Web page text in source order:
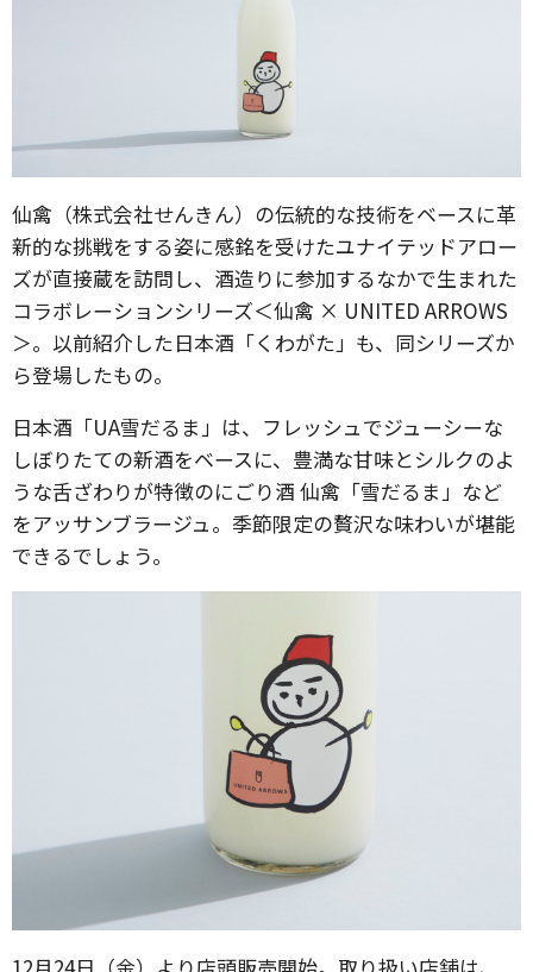
仙禽（株式会社せんきん）の伝統的な技術をベースに革
新的な挑戦をする姿に感銘を受けたユナイテッドアロー
ズが直接蔵を訪問し、酒造りに参加するなかで生まれた
コラボレーションシリーズ＜仙禽 × UNITED ARROWS
＞。以前紹介した日本酒「くわがた」も、同シリーズか
ら登場したもの。
日本酒「UA雪だるま」は、フレッシュでジューシーな
しぼりたての新酒をベースに、豊満な甘味とシルクのよ
うな舌ざわりが特徴のにごり酒 仙禽「雪だるま」など
をアッサンブラージュ。季節限定の贅沢な味わいが堪能
できるでしょう。